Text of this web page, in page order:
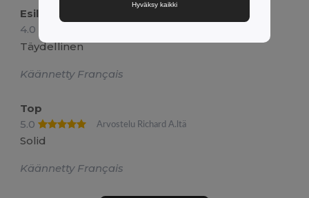
Esiliina
4.0
Täydellinen
Käännetty Français
Top
5.0
Arvostelu Richard A.ltä
Solid
Käännetty Français
Hyväksy kaikki